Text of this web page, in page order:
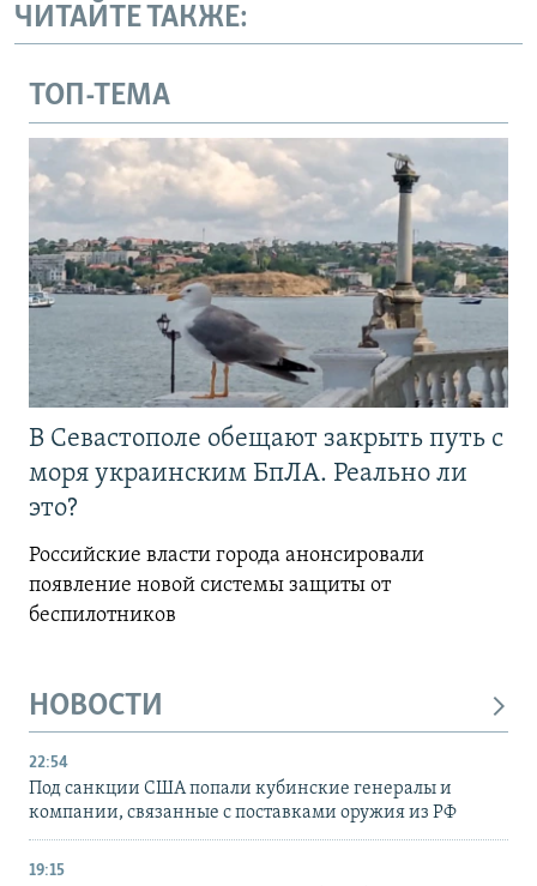
ЧИТАЙТЕ ТАКЖЕ:
ТОП-ТЕМА
В Севастополе обещают закрыть путь с
моря украинским БпЛА. Реально ли
это?
Российские власти города анонсировали
появление новой системы защиты от
беспилотников
НОВОСТИ
22:54
Под санкции США попали кубинские генералы и
компании, связанные с поставками оружия из РФ
19:15